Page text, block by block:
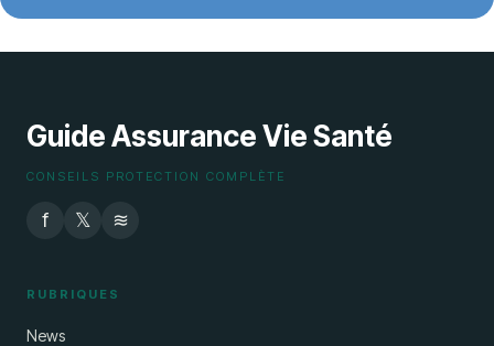
Guide Assurance Vie Santé
CONSEILS PROTECTION COMPLÈTE
f 𝕏 ≋
RUBRIQUES
News